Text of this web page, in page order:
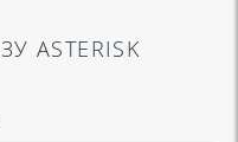
ASTERISK